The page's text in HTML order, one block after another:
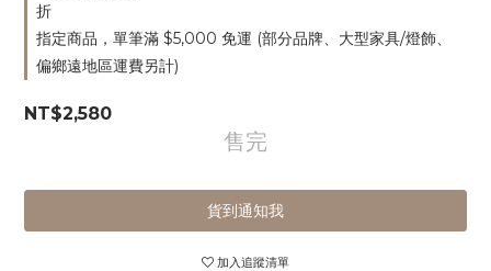
折
指定商品，單筆滿 $5,000 免運 (部分品牌、大型家具/燈飾、
偏鄉遠地區運費另計)
NT$2,580
售完
貨到通知我
加入追蹤清單